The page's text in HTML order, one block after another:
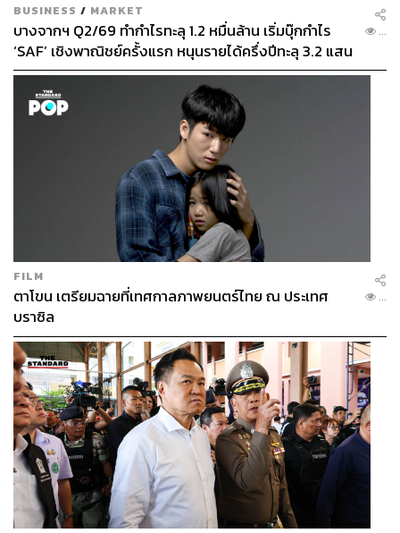
BUSINESS / MARKET
บางจากฯ Q2/69 ทำกำไรทะลุ 1.2 หมื่นล้าน เริ่มบุ๊กกำไร
‘SAF’ เชิงพาณิชย์ครั้งแรก หนุนรายได้ครึ่งปีทะลุ 3.2 แสน
ล้าน
...
FILM
ตาโขน เตรียมฉายที่เทศกาลภาพยนตร์ไทย ณ ประเทศ
บราซิล
...